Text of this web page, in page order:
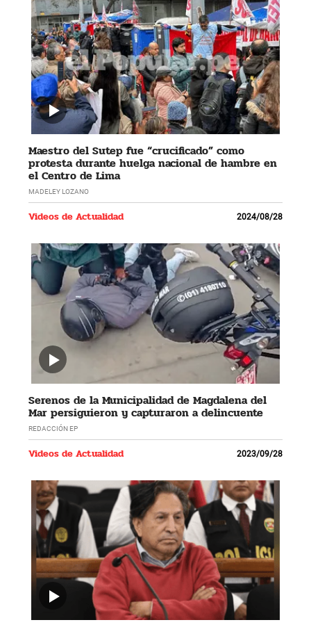
Maestro del Sutep fue “crucificado” como
protesta durante huelga nacional de hambre en
el Centro de Lima
MADELEY LOZANO
Videos de Actualidad 2024/08/28
Serenos de la Municipalidad de Magdalena del
Mar persiguieron y capturaron a delincuente
REDACCIÓN EP
Videos de Actualidad 2023/09/28